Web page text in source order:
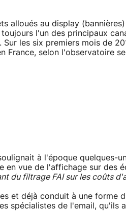
alloués au display
l'un des principaux
les six premiers mois de
France, selon l'observatoire
à l'époque quelques-
vue de l'affichage sur des
du filtrage FAI sur les coûts
et déjà conduit à une forme
spécialistes de l'email, qu'ils